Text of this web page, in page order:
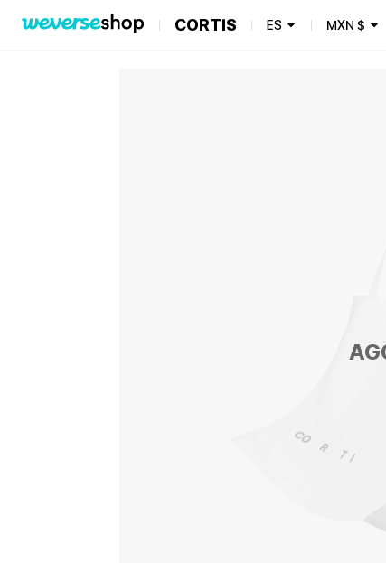
CORTIS ES MXN $